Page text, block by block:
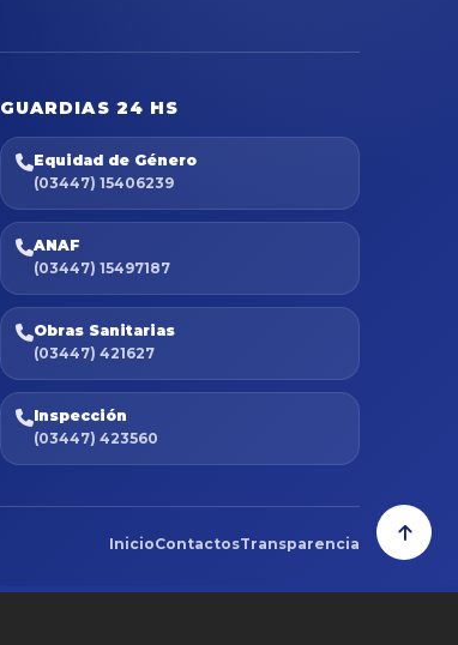
GUARDIAS 24 HS
Equidad de Género
(03447) 15406239
ANAF
(03447) 15497187
Obras Sanitarias
(03447) 421627
Inspección
(03447) 423560
InicioContactosTransparencia